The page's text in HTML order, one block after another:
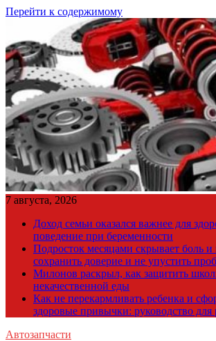
Перейти к содержимому
7 августа, 2026
Доход семьи оказался важнее для
поведение при беременности
Подросток месяцами скрывает боль и
сохранить доверие и не упустить
Милонов раскрыл, как защитить
некачественной еды
Как не перекармливать ребенка и
здоровые привычки: руководство для
Автозапчасти